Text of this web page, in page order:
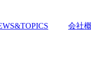
会社